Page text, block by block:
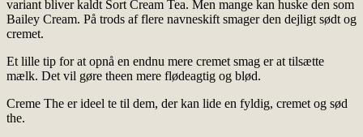
variant bliver kaldt Sort Cream Tea. Men mange kan huske den som
Bailey Cream. På trods af flere navneskift smager den dejligt sødt og
cremet.
Et lille tip for at opnå en endnu mere cremet smag er at tilsætte
mælk. Det vil gøre theen mere flødeagtig og blød.
Creme The er ideel te til dem, der kan lide en fyldig, cremet og sød
the.